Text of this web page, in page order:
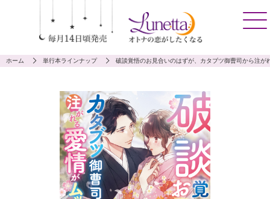
ホーム 単行本ラインナップ 破談覚悟のお見合いのはずが、カタブツ御曹司から注が